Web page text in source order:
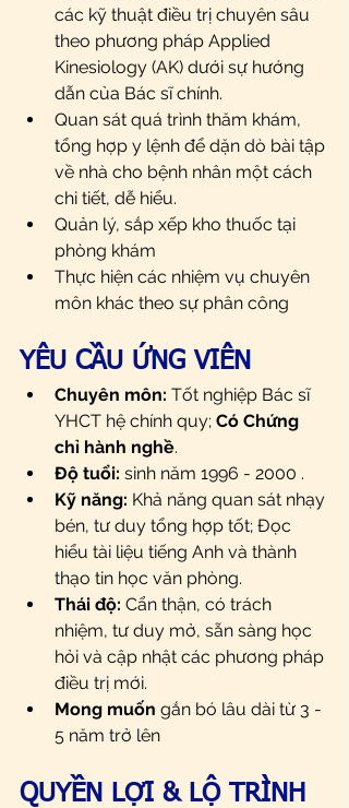
các kỹ thuật điều trị chuyên sâu
theo phương pháp Applied
Kinesiology (AK) dưới sự hướng
dẫn của Bác sĩ chính.
Quan sát quá trình thăm khám,
tổng hợp y lệnh để dặn dò bài tập
về nhà cho bệnh nhân một cách
chi tiết, dễ hiểu.
Quản lý, sắp xếp kho thuốc tại
phòng khám
Thực hiện các nhiệm vụ chuyên
môn khác theo sự phân công
YÊU CẦU ỨNG VIÊN
Chuyên môn: Tốt nghiệp Bác sĩ
YHCT hệ chính quy; Có Chứng
chỉ hành nghề.
Độ tuổi: sinh năm 1996 - 2000 .
Kỹ năng: Khả năng quan sát nhạy
bén, tư duy tổng hợp tốt; Đọc
hiểu tài liệu tiếng Anh và thành
thạo tin học văn phòng.
Thái độ: Cẩn thận, có trách
nhiệm, tư duy mở, sẵn sàng học
hỏi và cập nhật các phương pháp
điều trị mới.
Mong muốn gắn bó lâu dài từ 3 -
5 năm trở lên
QUYỀN LỢI & LỘ TRÌNH